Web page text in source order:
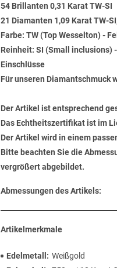
54 Brillanten 0,31 Karat TW-SI
21 Diamanten 1,09 Karat TW-
Farbe: TW (Top Wesselton) -
Reinheit: SI (Small inclusions)
Einschlüsse
Für unseren Diamantschmuck
Der Artikel ist entsprechend
Das Echtheitszertifikat ist im
Der Artikel wird in einem
Bitte beachten Sie die
vergrößert abgebildet.
Abmessungen des Artikels:
Artikelmerkmale
Edelmetall
Weißgold